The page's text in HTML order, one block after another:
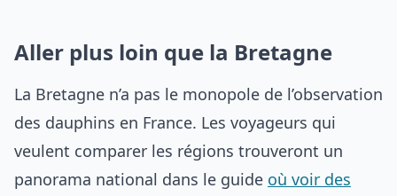
Aller plus loin que la Bretagne
La Bretagne n’a pas le monopole de l’observation
des dauphins en France. Les voyageurs qui
veulent comparer les régions trouveront un
panorama national dans le guide où voir des